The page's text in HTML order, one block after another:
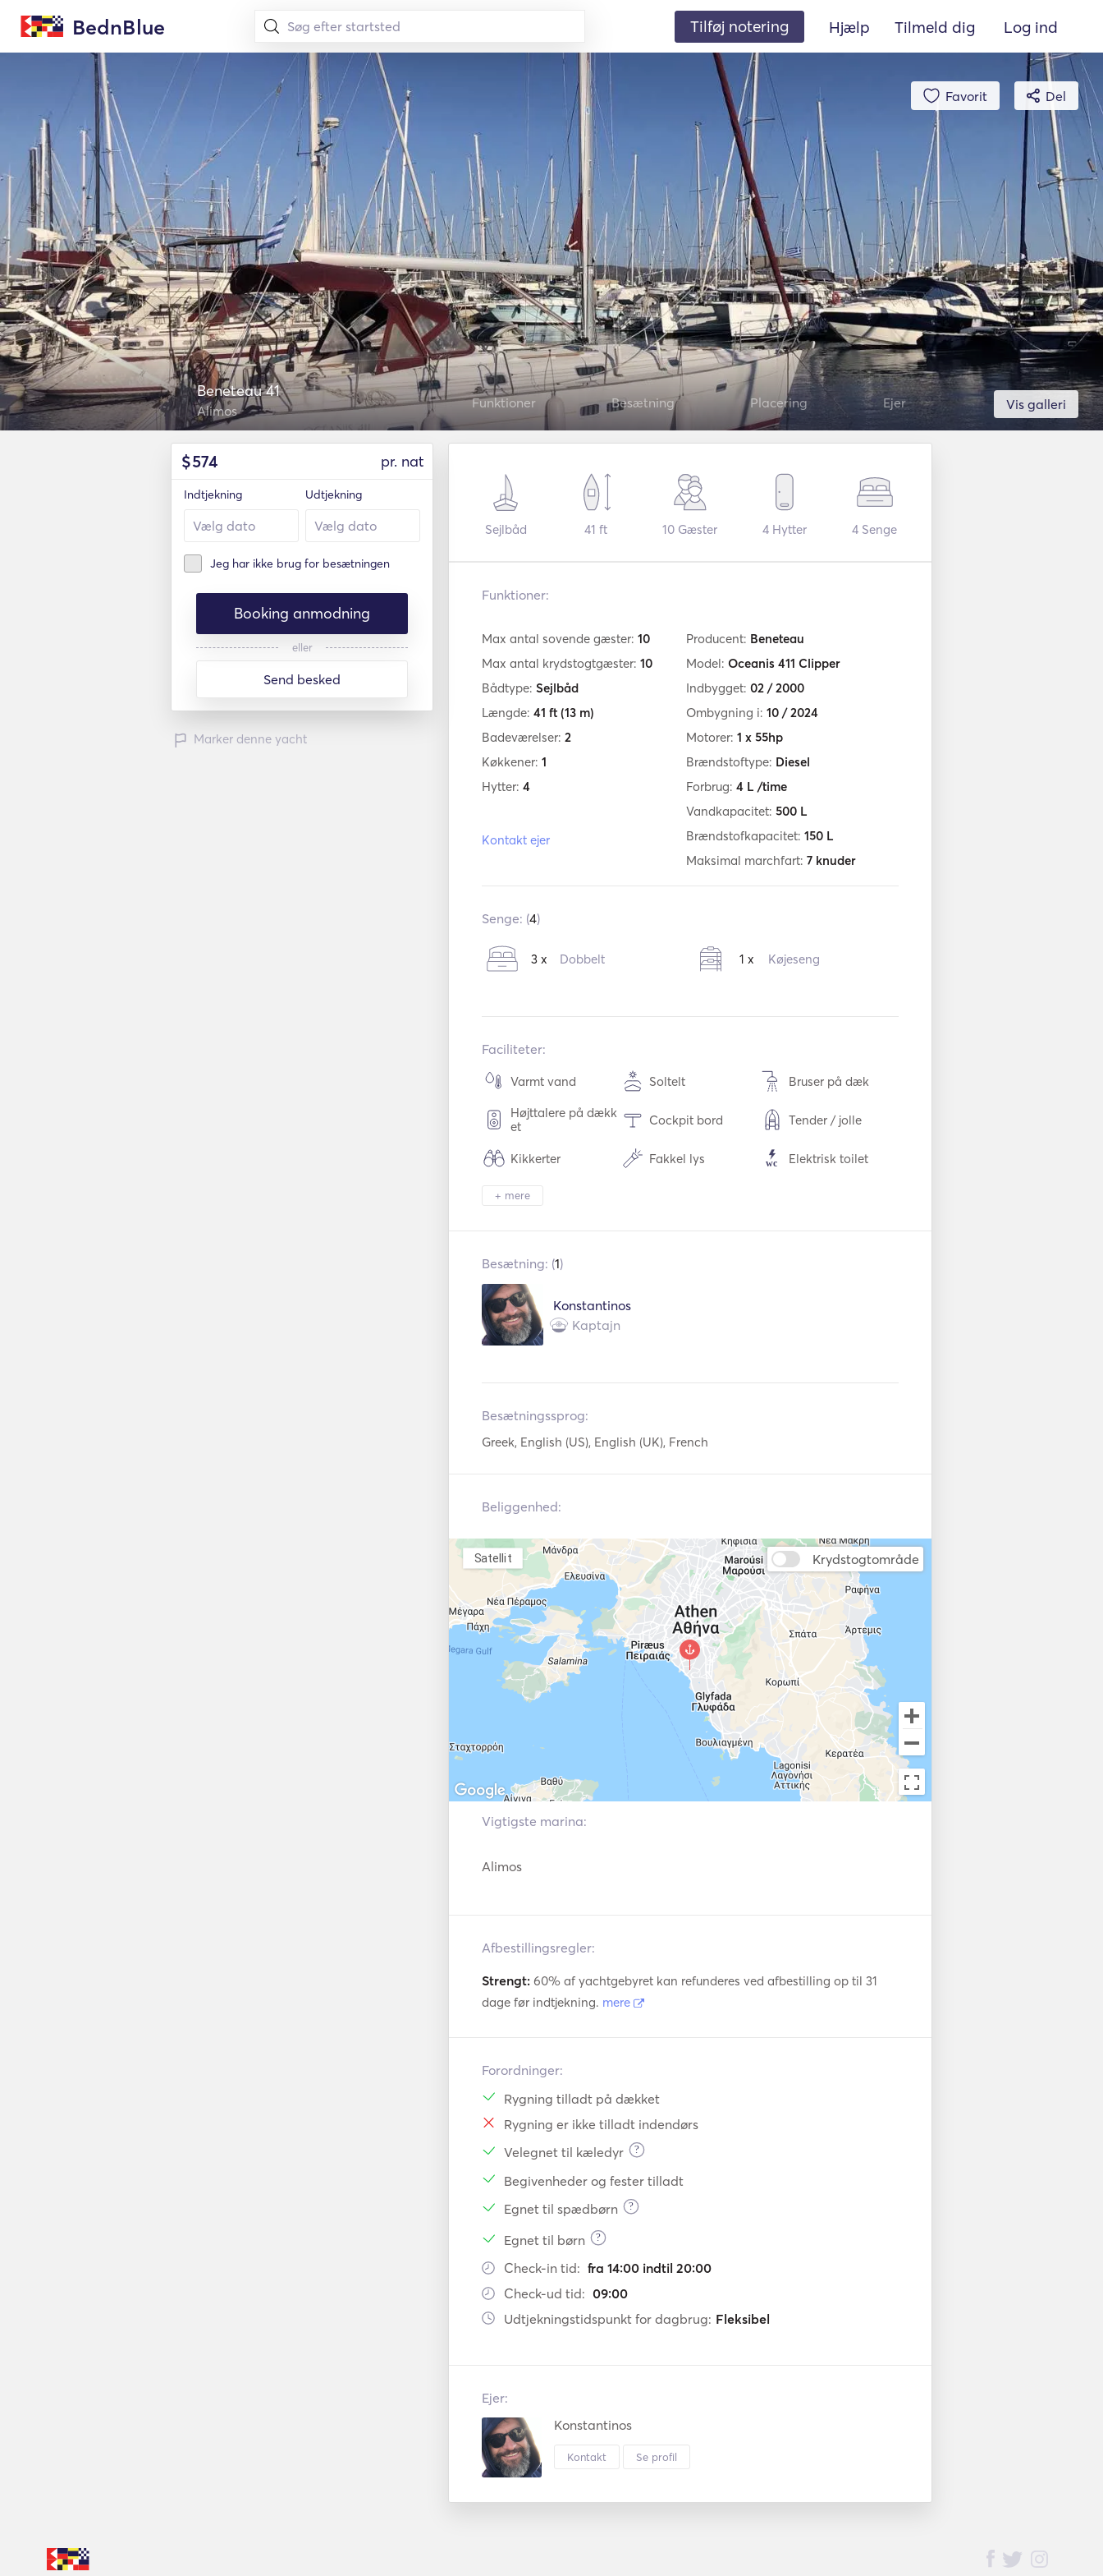
BednBlue Tilføj notering Hjælp Tilmeld dig Log ind
Favorit Del
Vis galleri
Beneteau 41
Alimos Funktioner Besætning Placering Ejer
$574 pr. nat
Indtjekning Udtjekning
Jeg har ikke brug for besætningen
Booking anmodning
eller
Send besked
Marker denne yacht
Sejlbåd 41 ft 10 Gæster 4Hytter 4 Senge
Funktioner:
Max antal sovende gæster: 10
Max antal krydstogtgæster: 10
Bådtype: Sejlbåd
Længde: 41 ft (13 m)
Badeværelser: 2
Køkkener: 1
Hytter: 4
Kontakt ejer
Producent: Beneteau
Model: Oceanis 411 Clipper
Indbygget: 02 / 2000
Ombygning i: 10 / 2024
Motorer: 1 x 55hp
Brændstoftype: Diesel
Forbrug: 4 L /time
Vandkapacitet: 500 L
Brændstofkapacitet: 150 L
Maksimal marchfart: 7 knuder
Senge: (4)
3 x Dobbelt 1 x Køjeseng
Faciliteter:
Varmt vand Soltelt Bruser på dæk
Højttalere på dækk
et
Cockpit bord Tender / jolle
Kikkerter Fakkel lys Elektrisk toilet
Køleskab
Mp3-afspiller / radi
o / cd
Padel Board
Elektrisk anker
Navigationssystem
+ mere
Besætning: (1)
Konstantinos
Kaptajn
Besætningssprog:
Greek, English (US), English (UK), French
Beliggenhed:
Krydstogtområde
Satellit
Vigtigste marina:
Alimos
Afbestillingsregler:
Strengt: 60% af yachtgebyret kan refunderes ved afbestilling op til 31
dage før indtjekning. mere
Forordninger:
Rygning tilladt på dækket
Rygning er ikke tilladt indendørs
Velegnet til kæledyr
?
Begivenheder og fester tilladt
Egnet til spædbørn
?
Egnet til børn ?
Check-in tid: fra 14:00 indtil 20:00
Check-ud tid: 09:00
Udtjekningstidspunkt for dagbrug: Fleksibel
Ejer:
Konstantinos
Kontakt Se profil